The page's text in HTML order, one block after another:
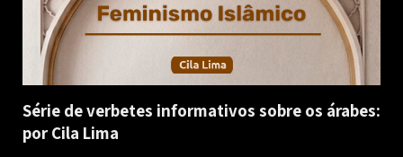
Série de verbetes informativos sobre os árabes:
por Cila Lima